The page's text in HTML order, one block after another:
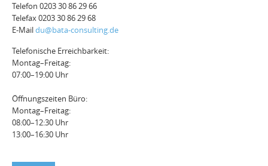
Telefon 0203 30 86 29 66
Telefax 0203 30 86 29 68
E-Maildu@bata-consulting.de
Telefonische Erreichbarkeit:
Montag–Freitag:
07:00–19:00 Uhr
Öffnungszeiten Büro:
Montag–Freitag:
08:00–12:30 Uhr
13:00–16:30 Uhr